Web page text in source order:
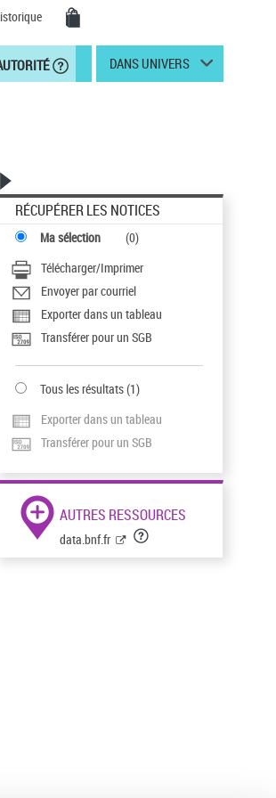
DANS UNIVERS
RÉCUPÉRER LES NOTICES
Ma sélection (0)
Télécharger/Imprimer
Envoyer par courriel
Exporter dans un tableau
Transférer pour un SGB
Tous les résultats(1)
Exporter dans un tableau
Transférer pour un SGB
AUTRES RESSOURCES
data.bnf.fr